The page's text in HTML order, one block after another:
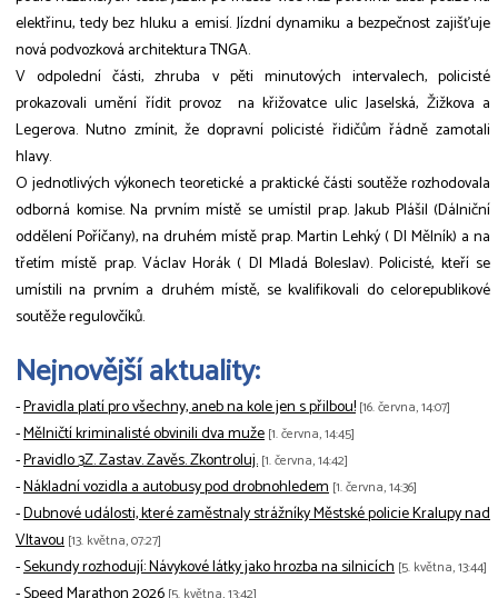
elektřinu, tedy bez hluku a emisí. Jízdní dynamiku a bezpečnost zajišťuje
nová podvozková architektura TNGA.
V odpolední části, zhruba v pěti minutových intervalech, policisté
prokazovali umění řídit provoz na křižovatce ulic Jaselská, Žižkova a
Legerova. Nutno zmínit, že dopravní policisté řidičům řádně zamotali
hlavy.
O jednotlivých výkonech teoretické a praktické části soutěže rozhodovala
odborná komise. Na prvním místě se umístil prap. Jakub Plášil (Dálniční
oddělení Poříčany), na druhém místě prap. Martin Lehký ( DI Mělník) a na
třetím místě prap. Václav Horák ( DI Mladá Boleslav). Policisté, kteří se
umístili na prvním a druhém místě, se kvalifikovali do celorepublikové
soutěže regulovčíků.
Nejnovější aktuality:
-Pravidla platí pro všechny, aneb na kole jen s přilbou! [16. června, 14:07]
-Mělničtí kriminalisté obvinili dva muže [1. června, 14:45]
-Pravidlo 3Z. Zastav. Zavěs. Zkontroluj. [1. června, 14:42]
-Nákladní vozidla a autobusy pod drobnohledem [1. června, 14:36]
-Dubnové události, které zaměstnaly strážníky Městské policie Kralupy nad
Vltavou [13. května, 07:27]
-Sekundy rozhodují: Návykové látky jako hrozba na silnicích [5. května, 13:44]